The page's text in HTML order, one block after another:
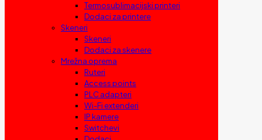
Termosublimacijski printeri
Dodaci za printere
Skeneri
Skeneri
Dodaci za skenere
Mrežna oprema
Ruteri
Access points
PLC adapteri
Wi-Fi extenderi
IP kamere
Switchevi